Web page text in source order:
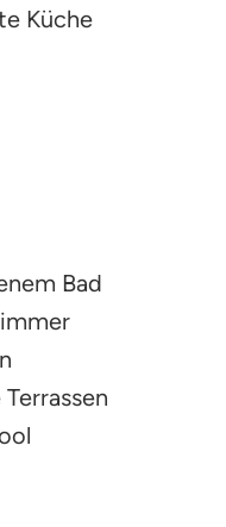
Küche
Bad